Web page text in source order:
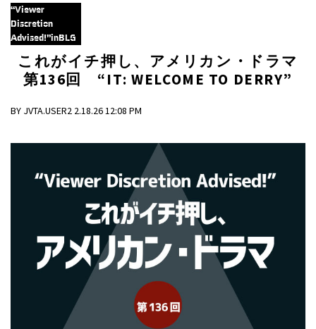
“Viewer
Discretion
Advised!”inBLG
これがイチ押し、アメリカン・ドラマ
第136回 “IT: WELCOME TO DERRY”
BY JVTA.USER2 2.18.26 12:08 PM